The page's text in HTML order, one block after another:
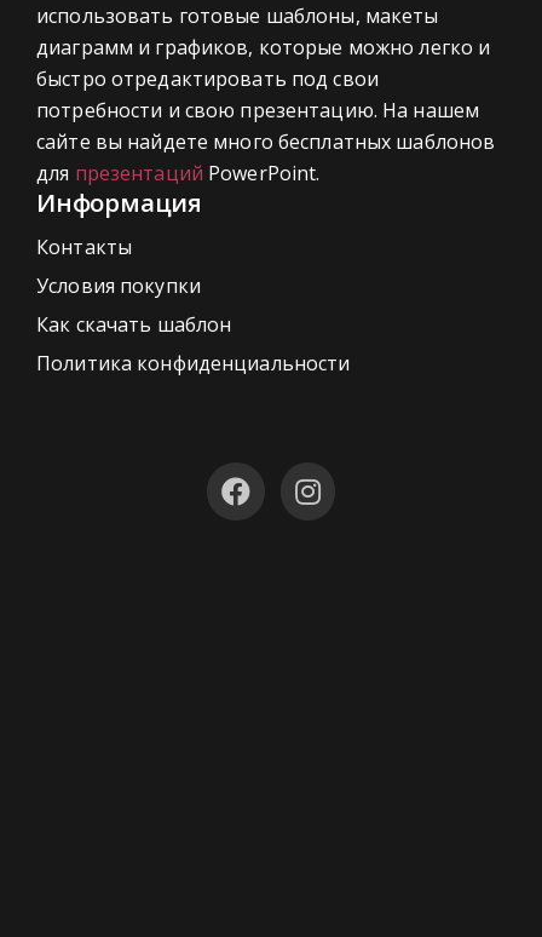
использовать готовые шаблоны, макеты
диаграмм и графиков, которые можно легко и
быстро отредактировать под свои
потребности и свою презентацию. На нашем
сайте вы найдете много бесплатных шаблонов
для презентаций PowerPoint.
Информация
Контакты
Условия покупки
Как скачать шаблон
Политика конфиденциальности